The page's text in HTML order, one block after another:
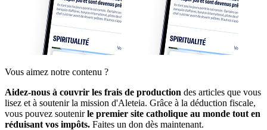
Vous aimez notre contenu ?
Aidez-nous à couvrir les frais de production des articles que vous
lisez et à soutenir la mission d'Aleteia. Grâce à la déduction fiscale,
vous pouvez soutenirle premier site catholique au monde tout en
réduisant vos impôts. Faites un don dès maintenant.